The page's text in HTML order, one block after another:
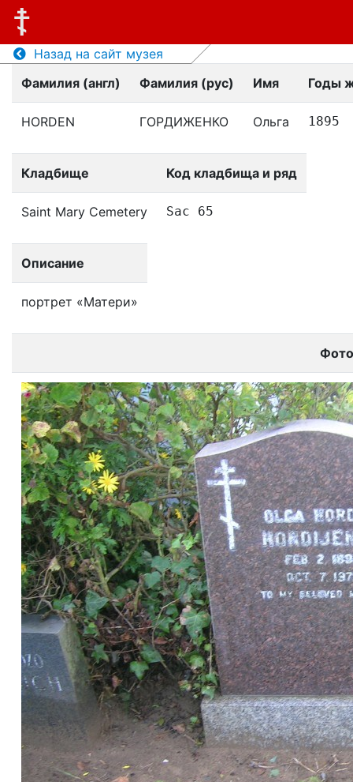
Назад на сайт музея
Фамилия (англ)
Фамилия (рус) Имя Годы
HORDEN ГОРДИЖЕНКО Ольга 1895
Кладбище Код кладбища и ряд
Saint Mary Cemetery Sac 65
Описание
портрет «Матери»
Фото